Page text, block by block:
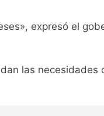
expresó el
las necesidades